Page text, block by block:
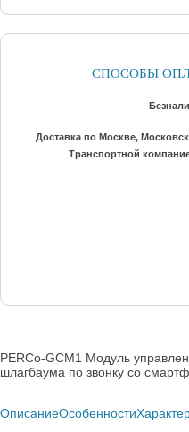
СПОСОБЫ
Доставка по Москве,
Транспортной
PERCo-GCM1 Модуль
шлагбаума по звонку со
ОписаниеОсобенности